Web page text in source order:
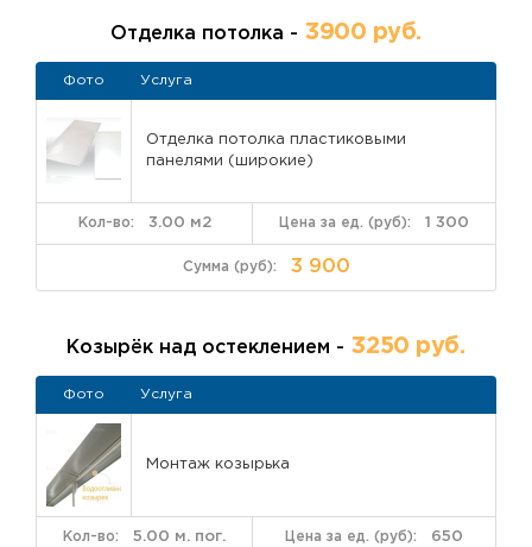
Отделка потолка - 3900 руб.
Фото Услуга
Отделка потолка пластиковыми
панелями (широкие)
1 300
3.00 м2
3 900
Козырёк над остеклением - 3250 руб.
Фото Услуга
Монтаж козырька
650
5.00 м. пог.